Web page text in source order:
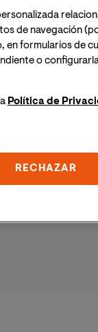
de navegación
en formularios de
o
Política de
RECHAZAR